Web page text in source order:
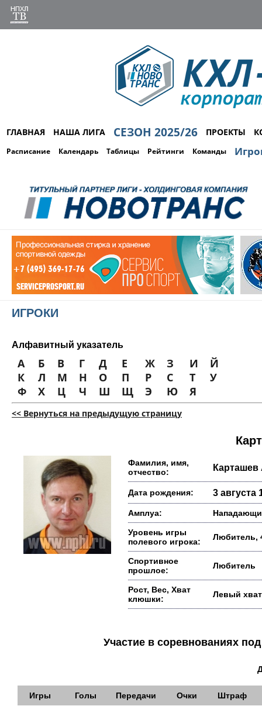
ГЛАВНАЯ НАША ЛИГА СЕЗОН 2025/26 ПРОЕКТЫ
Расписание Календарь Таблицы Рейтинги Команды
ИГРОКИ
Алфавитный указатель
А Б В Г Д Е Ж З И
Й
К
Л М Н О П Р С Т
У
Ф
Х Ц Ч Ш Щ Э Ю Я
<< Вернуться на предыдущую страницу
Фамилия, имя,
отчество:
Дата рождения: 3 августа
Амплуа:
Уровень игры
полевого игрока:
Любитель,
Спортивное
прошлое:
Любитель
Рост, Вес, Хват
клюшки:
Левый хват
Участие в соревнованиях
Игры Голы Передачи Очки
Штраф